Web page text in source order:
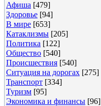
Афиша [479]
Здоровье [94]
В мире [653]
Катаклизмы [205]
Политика [122]
Общество [540]
Происшествия [540]
Ситуация на дорогах [275]
Транспорт [334]
Туризм [95]
Экономика и финансы [96]